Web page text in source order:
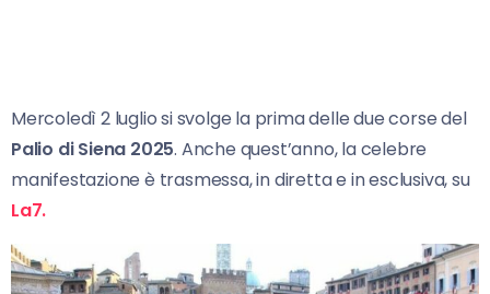
Mercoledì 2 luglio si svolge la prima delle due corse del
Palio di Siena 2025. Anche quest’anno, la celebre
manifestazione è trasmessa, in diretta e in esclusiva, su
La7.